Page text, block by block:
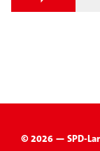
© 2026 — SPD-